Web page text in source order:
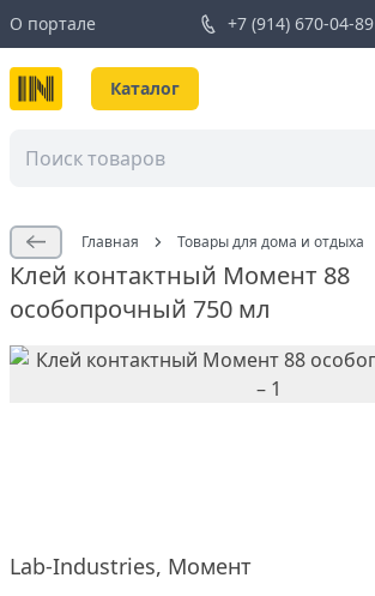
О портале +7 (914) 670-04-89
Каталог
Главная Товары для дома и отдыха
Клей контактный Момент 88
особопрочный 750 мл
Lab-Industries, Момент